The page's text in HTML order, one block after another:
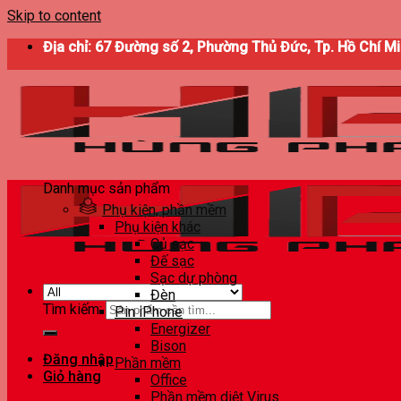
Skip to content
Địa chỉ: 67 Đường số 2, Phường Thủ Đức, Tp. Hồ Chí
Tìm kiếm:
Đăng nhập
Giỏ hàng
Danh mục sản phẩm
Phụ kiện, phần mềm
Phụ kiện khác
Củ sạc
Đế sạc
Sạc dự phòng
Đèn
Pin iPhone
Energizer
Bison
Phần mềm
Office
Phần mềm diệt Virus